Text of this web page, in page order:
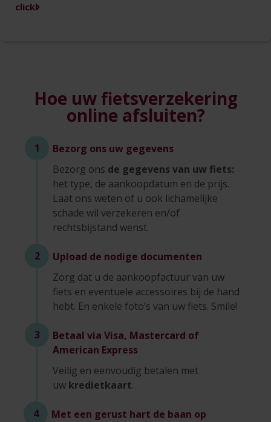
click
Hoe uw fietsverzekering
online afsluiten?
1
Bezorg ons uw gegevens
Bezorg ons de gegevens van uw fiets:
het type, de aankoopdatum en de prijs.
Laat ons weten of u ook lichamelijke
schade wil verzekeren en/of
rechtsbijstand wenst.
2
Upload de nodige documenten
Zorg dat u de aankoopfactuur van uw
fiets en eventuele accessoires bij de hand
hebt. En enkele foto’s van uw fiets. Smile!
3
Betaal via Visa, Mastercard of
American Express
Veilig en eenvoudig betalen met
uw kredietkaart.
4
Met een gerust hart de baan op